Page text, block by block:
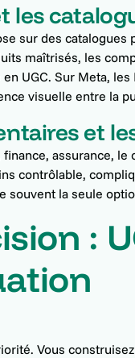
les
sur des
maîtrisés, les
UGC. Sur Meta, les
visuelle entre la
et
assurance,
contrôlable,
la seule
:
Vous